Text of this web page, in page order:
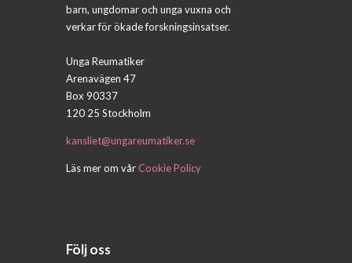
barn, ungdomar och unga vuxna och
verkar för ökade forskningsinsatser.
Unga Reumatiker
Arenavägen 47
Box 90337
120 25 Stockholm
kansliet@ungareumatiker.se
Läs mer om vårCookie Policy
Följ oss